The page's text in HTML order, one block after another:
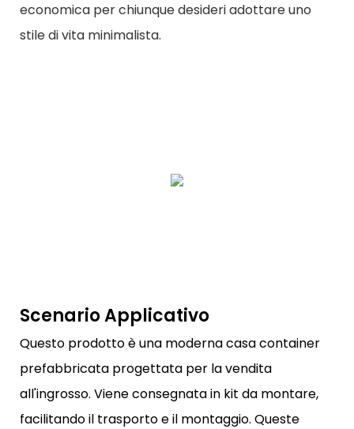
economica per chiunque desideri adottare uno
stile di vita minimalista.
Scenario Applicativo
Questo prodotto è una moderna casa container
prefabbricata progettata per la vendita
all'ingrosso. Viene consegnata in kit da montare,
facilitando il trasporto e il montaggio. Queste